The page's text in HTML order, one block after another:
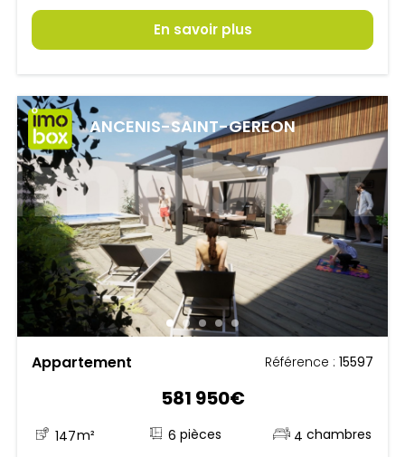
En savoir plus
ANCENIS-SAINT-GEREON
Appartement Référence : 15597
581 950€
147m² 6 4